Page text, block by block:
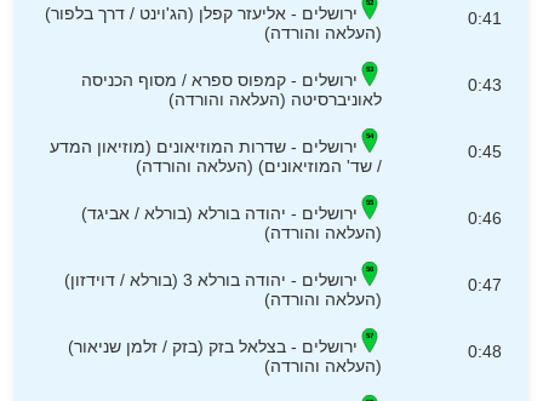
0:41
ירושלים - אליעזר קפלן (הג'וינט / דרך בלפור)
(העלאה והורדה)
0:43
ירושלים - קמפוס ספרא / מסוף הכניסה
לאוניברסיטה (העלאה והורדה)
0:45
ירושלים - שדרות המוזיאונים (מוזיאון המדע
/ שד' המוזיאונים) (העלאה והורדה)
0:46
ירושלים - יהודה בורלא (בורלא / אביגד)
(העלאה והורדה)
0:47
ירושלים - יהודה בורלא 3 (בורלא / דוידזון)
(העלאה והורדה)
0:48
ירושלים - בצלאל בזק (בזק / זלמן שניאור)
(העלאה והורדה)